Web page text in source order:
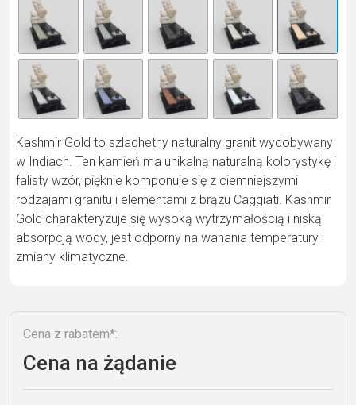
Kashmir Gold to szlachetny naturalny granit wydobywany
w Indiach. Ten kamień ma unikalną naturalną kolorystykę i
falisty wzór, pięknie komponuje się z ciemniejszymi
rodzajami granitu i elementami z brązu Caggiati. Kashmir
Gold charakteryzuje się wysoką wytrzymałością i niską
absorpcją wody, jest odporny na wahania temperatury i
zmiany klimatyczne.
e
Cena z rabatem*:
Cena na żądanie